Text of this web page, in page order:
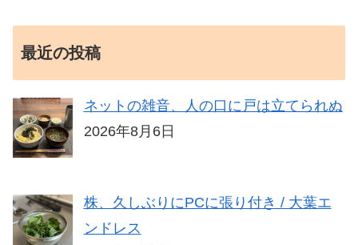
最近の投稿
ネットの雑音、人の口に戸は立てられぬ
2026年8月6日
株、久しぶりにPCに張り付き / 大葉エ
ンドレス